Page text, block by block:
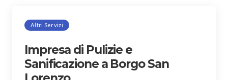
Altri Servizi
Impresa di Pulizie e
Sanificazione a Borgo San